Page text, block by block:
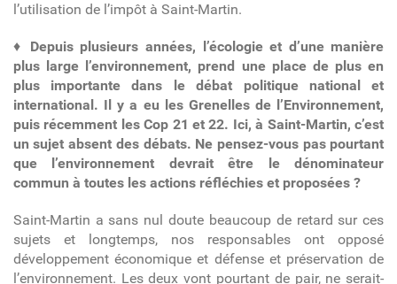
l’utilisation de l’impôt à Saint-Martin.
♦ Depuis plusieurs années, l’écologie et d’une manière
plus large l’environnement, prend une place de plus en
plus importante dans le débat politique national et
international. Il y a eu les Grenelles de l’Environnement,
puis récemment les Cop 21 et 22. Ici, à Saint-Martin, c’est
un sujet absent des débats. Ne pensez-vous pas pourtant
que l’environnement devrait être le dénominateur
commun à toutes les actions réfléchies et proposées ?
Saint-Martin a sans nul doute beaucoup de retard sur ces
sujets et longtemps, nos responsables ont opposé
développement économique et défense et préservation de
l’environnement. Les deux vont pourtant de pair, ne serait-